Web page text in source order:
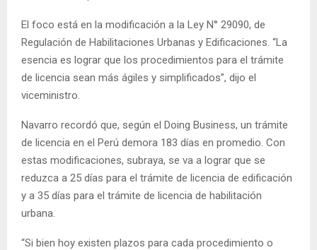
El foco está en la modificación a la Ley N° 29090, de
Regulación de Habilitaciones Urbanas y Edificaciones. “La
esencia es lograr que los procedimientos para el trámite
de licencia sean más ágiles y simplificados”, dijo el
viceministro.
Navarro recordó que, según el Doing Business, un trámite
de licencia en el Perú demora 183 días en promedio. Con
estas modificaciones, subraya, se va a lograr que se
reduzca a 25 días para el trámite de licencia de edificación
y a 35 días para el trámite de licencia de habilitación
urbana.
“Si bien hoy existen plazos para cada procedimiento o